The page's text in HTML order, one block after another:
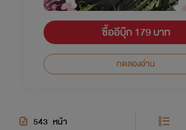
ซื้ออีบุ๊ก 179 บาท
ทดลองอ่าน
543 หน้า